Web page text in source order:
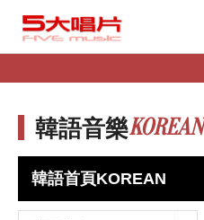
韓語音樂KOREAN
韓語首頁KOREAN